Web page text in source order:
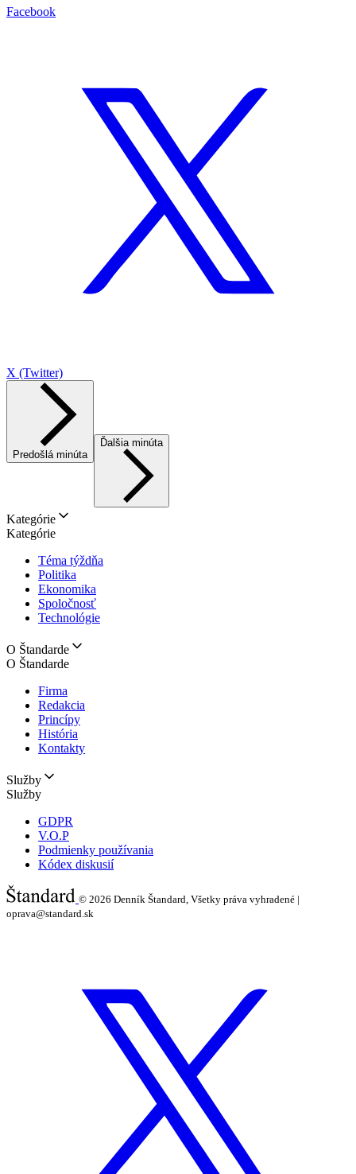
Facebook
X (Twitter)
Predošlá minúta
Ďalšia minúta
Kategórie
Kategórie
Téma týždňa
Politika
Ekonomika
Spoločnosť
Technológie
O Štandarde
O Štandarde
Firma
Redakcia
Princípy
História
Kontakty
Služby
Služby
GDPR
V.O.P
Podmienky používania
Kódex diskusií
© 2026 Denník Štandard, Všetky práva vyhradené |
oprava@standard.sk